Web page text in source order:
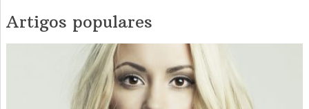
Artigos populares